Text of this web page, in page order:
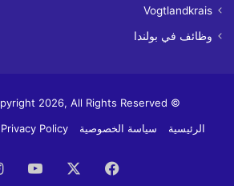
Vogtlandkrais
وظائف في بولندا
© Copyright 2026, All Rights Reserved | فرص عمل
الرئيسية
سياسة الخصوصية Privacy Policy
فيسبوك